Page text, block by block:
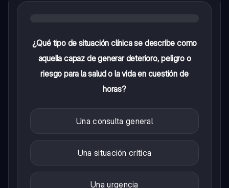
¿Qué tipo de situación clínica se describe como
aquella capaz de generar deterioro, peligro o
riesgo para la salud o la vida en cuestión de
horas?
Una consulta general
Una situación crítica
Una urgencia